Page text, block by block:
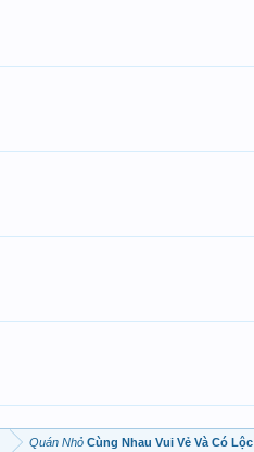
Quán Nhỏ Cùng Nhau Vui Vẻ Và Có Lộc